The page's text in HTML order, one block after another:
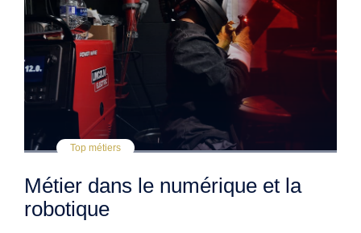
Top métiers
Métier dans le numérique et la
robotique